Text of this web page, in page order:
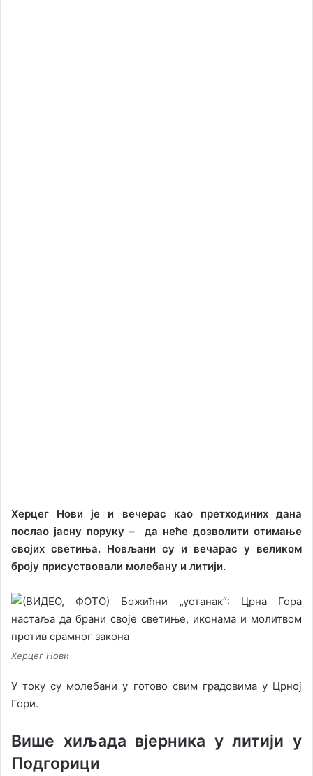
Херцег Нови је и вечерас као претходиних дана
послао јасну поруку – да неће дозволити отимање
својих светиња. Новљани су и вечарас у великом
броју присуствовали молебану и литији.
Херцег Нови
У току су молебани у готово свим градовима у Црној
Гори.
Више хиљада вјерника у литији у
Подгорици